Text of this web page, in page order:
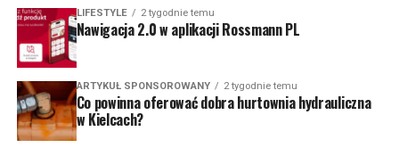
LIFESTYLE 2 tygodnie temu
Nawigacja 2.0 w aplikacji Rossmann PL
ARTYKUŁ SPONSOROWANY 2 tygodnie temu
Co powinna oferować dobra hurtownia hydrauliczna
w Kielcach?